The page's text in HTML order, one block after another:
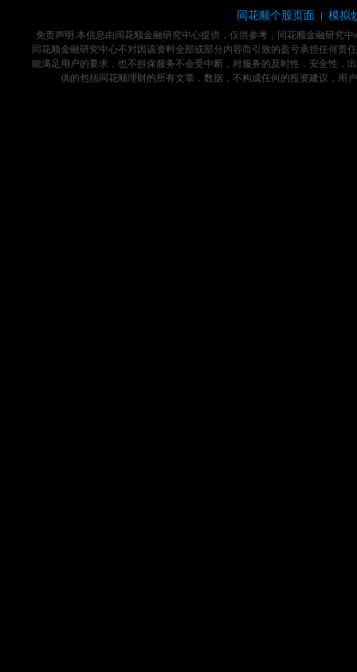
同花顺个股页面 | 模拟
免责声明:本信息由同花顺金融研究中心提供，仅供参考，同花顺金融研究
同花顺金融研究中心不对因该资料全部或部分内容而引致的盈亏承担任何
能满足用户的要求，也不担保服务不会受中断，对服务的及时性，安全性，
供的包括同花顺理财的所有文章，数据，不构成任何的投资建议，用